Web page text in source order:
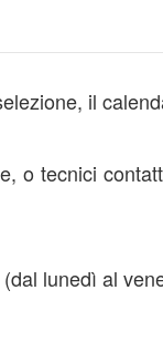
il
o tecnici
lunedì al